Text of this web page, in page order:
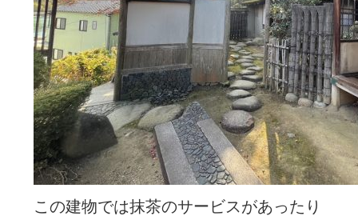
この建物では抹茶のサービスがあったり